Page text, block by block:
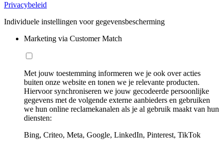
Privacybeleid
Individuele instellingen voor gegevensbescherming
Marketing via Customer Match
Met jouw toestemming informeren we je ook over acties
buiten onze website en tonen we je relevante producten.
Hiervoor synchroniseren we jouw gecodeerde persoonlijke
gegevens met de volgende externe aanbieders en gebruiken
we hun online reclamekanalen als je al gebruik maakt van hun
diensten:
Bing, Criteo, Meta, Google, LinkedIn, Pinterest, TikTok